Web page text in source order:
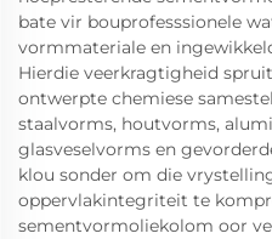
bate vir bouprofesssionele
vormmateriale en
Hierdie veerkragtigheid
ontwerpte chemiese
staalvorms, houtvorms,
glasveselvorms en
klou sonder om die
oppervlakintegriteit te
sementvormoliekolom oor